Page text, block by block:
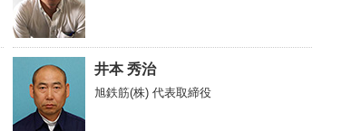
井本 秀治
旭鉄筋(株) 代表取締役